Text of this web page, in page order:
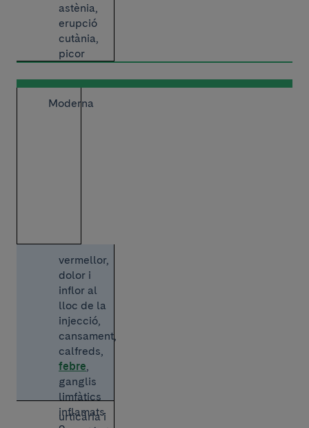
astènia,
erupció
cutània,
picor
Moderna
vermellor,
dolor i
inflor al
lloc de la
injecció,
cansament,
calfreds,
febre,
ganglis
limfàtics
inflamats
urticària i